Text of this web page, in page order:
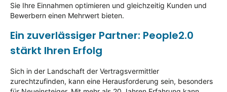
Sie Ihre Einnahmen optimieren und gleichzeitig Kunden und
Bewerbern einen Mehrwert bieten.
Ein zuverlässiger Partner: People2.0
stärkt Ihren Erfolg
Sich in der Landschaft der Vertragsvermittler
zurechtzufinden, kann eine Herausforderung sein, besonders